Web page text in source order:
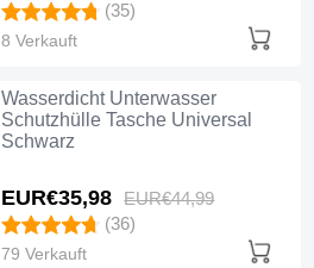
(35)
8 Verkauft
Wasserdicht Unterwasser
Schutzhülle Tasche Universal
Schwarz
EUR€35,98 EUR€44,99
(36)
79 Verkauft